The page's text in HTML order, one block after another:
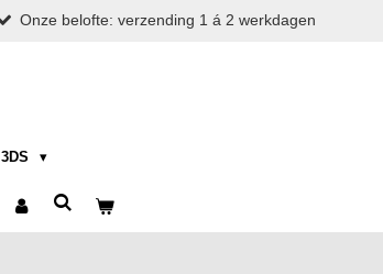
Onze belofte: verzending 1 á 2 werkdagen
3DS